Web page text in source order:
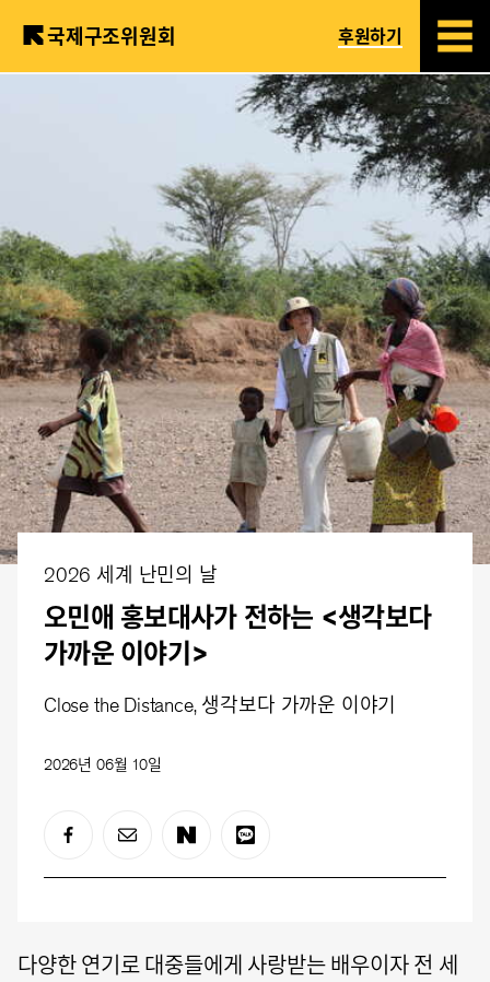
국제구조위원회 후원하기
2026 세계 난민의 날
오민애 홍보대사가 전하는 <생각보다
가까운 이야기>
Close the Distance, 생각보다 가까운 이야기
2026년 06월 10일
다양한 연기로 대중들에게 사랑받는 배우이자 전 세